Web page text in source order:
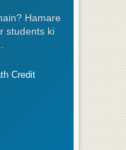
Hamare
students ki
Credit